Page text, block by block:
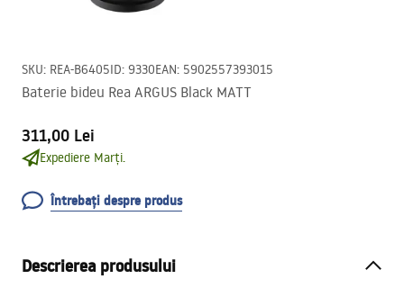
SKU: REA-B6405ID: 9330EAN: 5902557393015
Baterie bideu Rea ARGUS Black MATT
311,00 Lei
Expediere Marți.
Întrebați despre produs
Descrierea produsului